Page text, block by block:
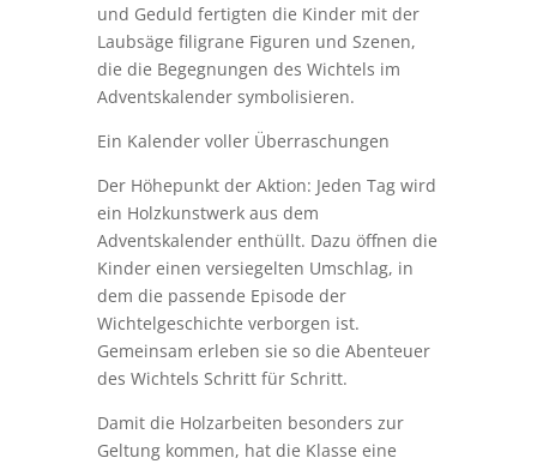
und Geduld fertigten die Kinder mit der
Laubsäge filigrane Figuren und Szenen,
die die Begegnungen des Wichtels im
Adventskalender symbolisieren.
Ein Kalender voller Überraschungen
Der Höhepunkt der Aktion: Jeden Tag wird
ein Holzkunstwerk aus dem
Adventskalender enthüllt. Dazu öffnen die
Kinder einen versiegelten Umschlag, in
dem die passende Episode der
Wichtelgeschichte verborgen ist.
Gemeinsam erleben sie so die Abenteuer
des Wichtels Schritt für Schritt.
Damit die Holzarbeiten besonders zur
Geltung kommen, hat die Klasse eine